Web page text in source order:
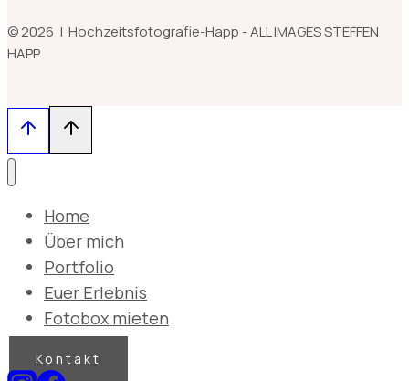
© 2026 | Hochzeitsfotografie-Happ - ALL IMAGES STEFFEN
HAPP
Home
Über mich
Portfolio
Euer Erlebnis
Fotobox mieten
Kontakt